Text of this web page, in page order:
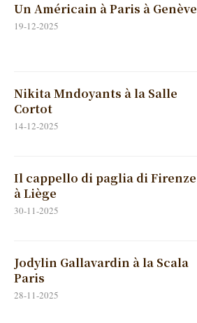
Un Américain à Paris à Genève
19-12-2025
Nikita Mndoyants à la Salle
Cortot
14-12-2025
Il cappello di paglia di Firenze
à Liège
30-11-2025
Jodylin Gallavardin à la Scala
Paris
28-11-2025